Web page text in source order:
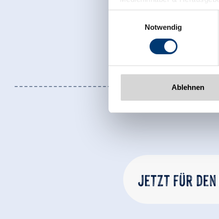
Zeller Bergbahnen Zillertal
Rohr 23// A-6280 Zell am Ziller
www.zillertalarena.com
Notwendig
Ablehnen
Jetzt für den